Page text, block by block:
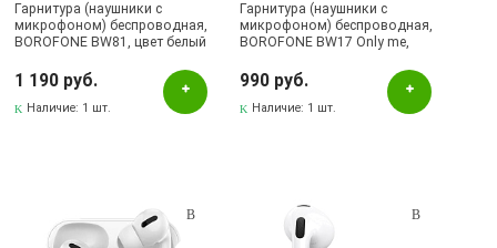
Гарнитура (наушники с
микрофоном) беспроводная,
BOROFONE BW81, цвет белый
1 190 руб.
Наличие: 1 шт.
Гарнитура (наушники с
микрофоном) беспроводная,
BOROFONE BW17 Only me,
-30%)
990 руб.
Наличие: 1 шт.